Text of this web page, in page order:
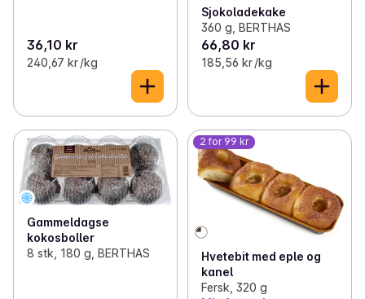
36,10 kr
240,67 kr /kg
Sjokoladekake
360 g, BERTHAS
66,80 kr
185,56 kr /kg
Gammeldagse
kokosboller
8 stk, 180 g, BERTHAS
2 for 99 kr
Hvetebit med eple og
kanel
Fersk, 320 g